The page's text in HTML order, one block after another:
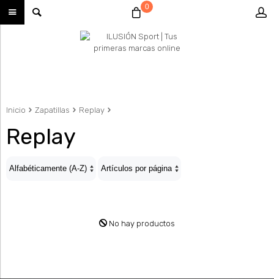
0
Inicio Zapatillas Replay
Replay
No hay productos